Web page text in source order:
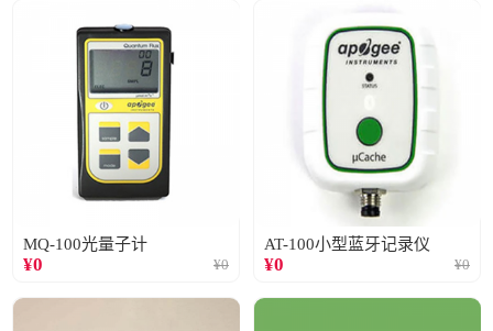
MQ-100光量子计
¥0 ¥0
AT-100小型蓝牙记录仪
¥0 ¥0